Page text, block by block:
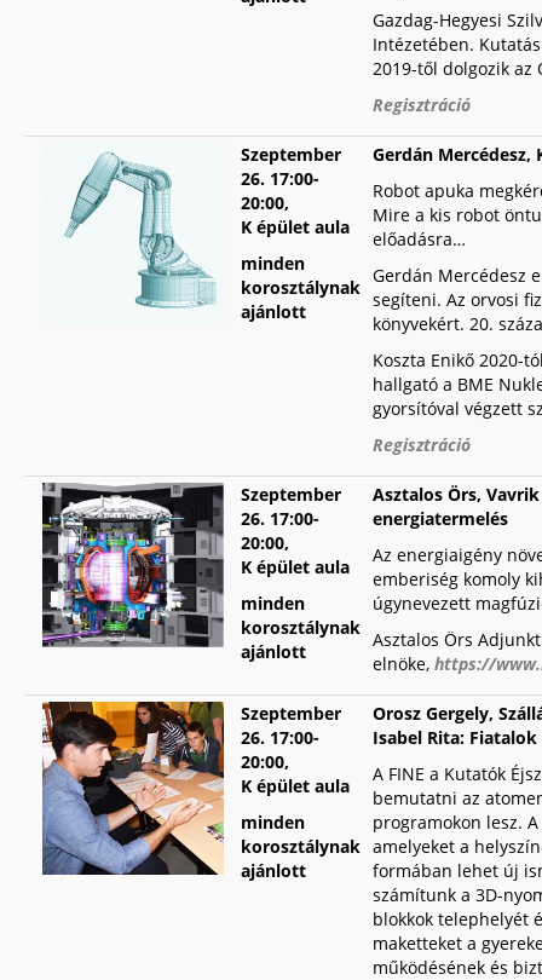
Gazdag-Hegyesi
Intézetében.
2019-től dolgozik az
Regisztráció
Szeptember
26. 17:00-
20:00,
K épület aula
minden
korosztálynak
ajánlott
Gerdán Mercédesz,
Robot apuka
Mire a kis robot
előadásra…
Gerdán Mercédesz
segíteni. Az orvosi
könyvekért. 20.
Koszta Enikő 2020-
hallgató a BME
gyorsítóval végzett
Regisztráció
Szeptember
26. 17:00-
20:00,
K épület aula
minden
korosztálynak
ajánlott
Asztalos Örs,
energiatermelés
Az energiaigény
emberiség komoly
úgynevezett
Asztalos Örs
elnöke, https://
Szeptember
26. 17:00-
20:00,
K épület aula
minden
korosztálynak
ajánlott
Orosz Gergely,
Isabel Rita:
A FINE a Kutatók
bemutatni az
programokon lesz.
amelyeket a
formában lehet új
számítunk a 3D-
blokkok telephelyét
maketteket a
működésének és